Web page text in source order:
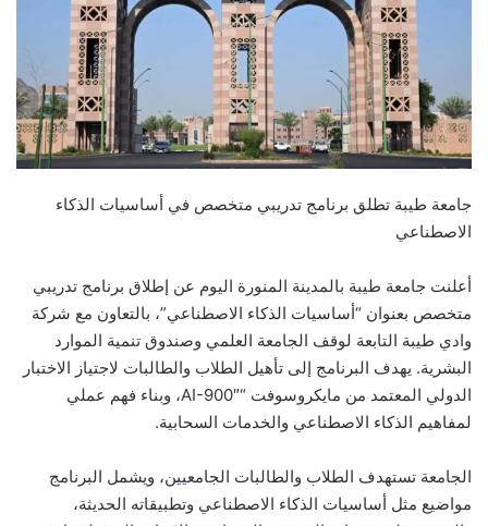
جامعة طيبة تطلق برنامج تدريبي متخصص في أساسيات الذكاء
الاصطناعي
أعلنت جامعة طيبة بالمدينة المنورة اليوم عن إطلاق برنامج تدريبي
متخصص بعنوان “أساسيات الذكاء الاصطناعي”، بالتعاون مع شركة
وادي طيبة التابعة لوقف الجامعة العلمي وصندوق تنمية الموارد
البشرية. يهدف البرنامج إلى تأهيل الطلاب والطالبات لاجتياز الاختبار
الدولي المعتمد من مايكروسوفت “AI-900″، وبناء فهم عملي
لمفاهيم الذكاء الاصطناعي والخدمات السحابية.
الجامعة تستهدف الطلاب والطالبات الجامعيين، ويشمل البرنامج
مواضيع مثل أساسيات الذكاء الاصطناعي وتطبيقاته الحديثة،